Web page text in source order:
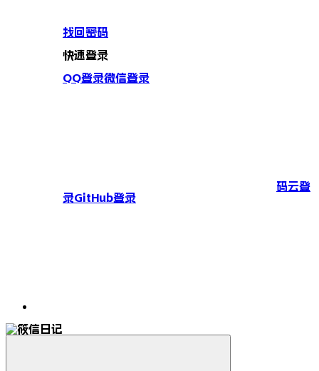
找回密码
快速登录
QQ登录微信登录
码云登
录GitHub登录